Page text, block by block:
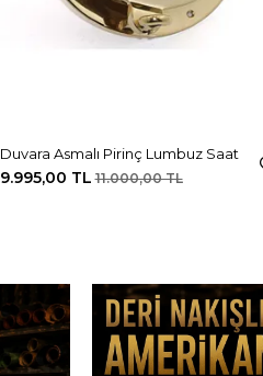
Duvara Asmalı Pirinç Lumbuz Saat
9.995,00 TL 11.000,00 TL